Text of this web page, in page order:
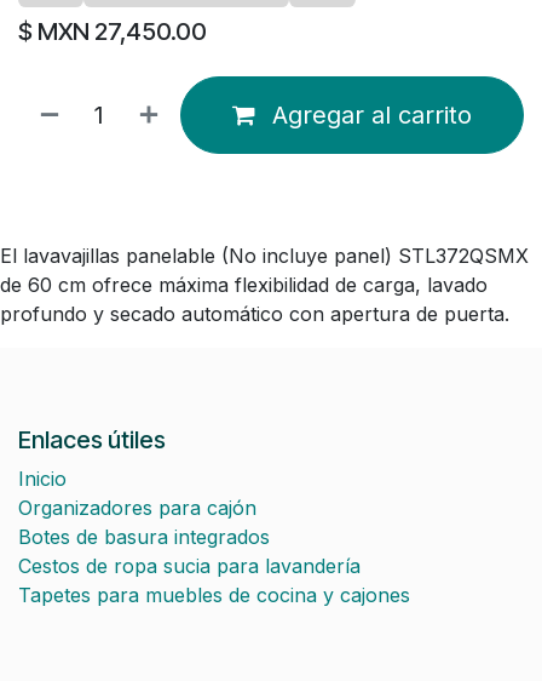
$ MXN 27,450.00
Agregar al carrito
El lavavajillas panelable (No incluye panel) STL372QSMX
de 60 cm ofrece máxima flexibilidad de carga, lavado
profundo y secado automático con apertura de puerta.
Enlaces útiles
Inicio
Organizadores para cajón
Botes de basura integrados
Cestos de ropa sucia para lavandería
Tapetes para muebles de cocina y cajones